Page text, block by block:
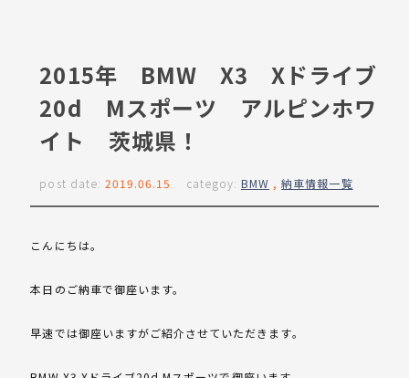
2015年 BMW X3 Xドライブ
20d Mスポーツ アルピンホワ
イト 茨城県！
post date: 2019.06.15 categoy: BMW ,納車情報一覧
こんにちは。
本日のご納車で御座います。
早速では御座いますがご紹介させていただきます。